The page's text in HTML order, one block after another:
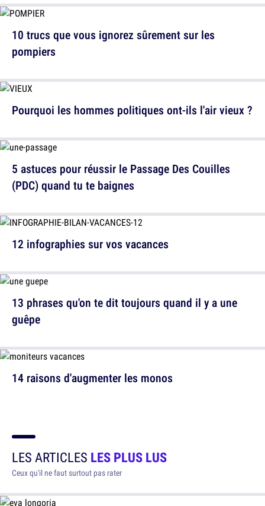
10 trucs que vous ignorez sûrement sur les
pompiers
5 astuces pour réussir le Passage Des Couilles
(PDC) quand tu te baignes
13 phrases qu'on te dit toujours quand il y a une
guêpe
Pourquoi les hommes politiques ont-ils l'air vieux ?
12 infographies sur vos vacances
14 raisons d'augmenter les monos
LES ARTICLES LES PLUS LUS
Ceux qu'il ne faut surtout pas rater